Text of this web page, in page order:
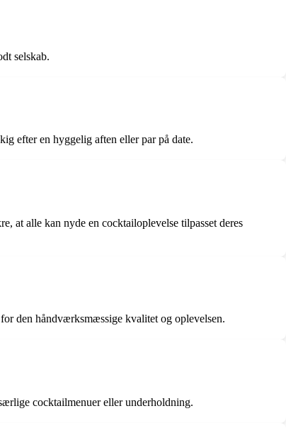
selskab.
efter en hyggelig aften eller par på date.
at alle kan nyde en cocktailoplevelse tilpasset deres
den håndværksmæssige kvalitet og oplevelsen.
cocktailmenuer eller underholdning.